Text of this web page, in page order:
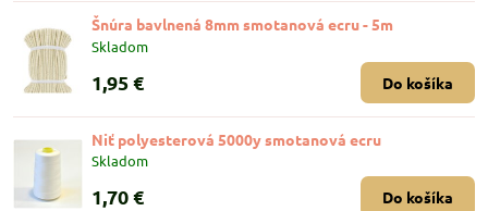
Šnúra bavlnená 8mm smotanová ecru - 5m
Skladom
1,95 € Do košíka
Niť polyesterová 5000y smotanová ecru
Skladom
1,70 € Do košíka